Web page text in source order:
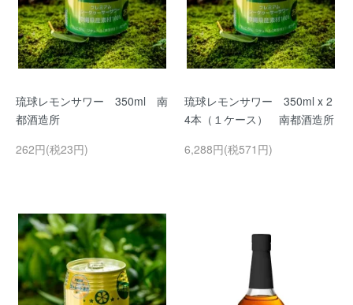
琉球レモンサワー 350ml 南
都酒造所
262円(税23円)
琉球レモンサワー 350ml x 2
4本（１ケース） 南都酒造所
6,288円(税571円)